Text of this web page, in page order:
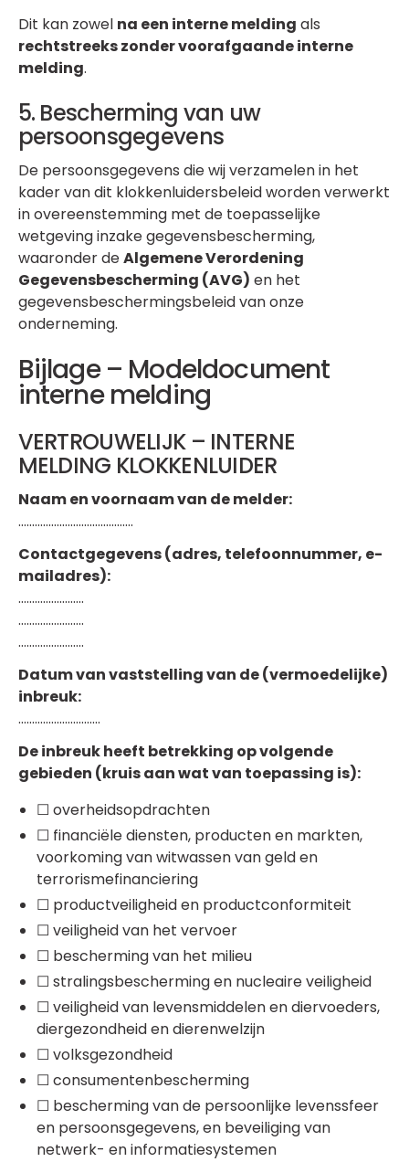
Dit kan zowel na een interne melding als
rechtstreeks zonder voorafgaande interne
melding.
5. Bescherming van uw
persoonsgegevens
De persoonsgegevens die wij verzamelen in het
kader van dit klokkenluidersbeleid worden verwerkt
in overeenstemming met de toepasselijke
wetgeving inzake gegevensbescherming,
waaronder deAlgemene Verordening
Gegevensbescherming (AVG) en het
gegevensbeschermingsbeleid van onze
onderneming.
Bijlage – Modeldocument
interne melding
VERTROUWELIJK – INTERNE
MELDING KLOKKENLUIDER
Naam en voornaam van de melder:
……………………………………
Contactgegevens (adres, telefoonnummer, e-
mailadres):
……………………
……………………
……………………
Datum van vaststelling van de (vermoedelijke)
inbreuk:
…………………………
De inbreuk heeft betrekking op volgende
gebieden (kruis aan wat van toepassing is):
☐ overheidsopdrachten
☐ financiële diensten, producten en markten,
voorkoming van witwassen van geld en
terrorismefinanciering
☐ productveiligheid en productconformiteit
☐ veiligheid van het vervoer
☐ bescherming van het milieu
☐ stralingsbescherming en nucleaire veiligheid
☐ veiligheid van levensmiddelen en diervoeders,
diergezondheid en dierenwelzijn
☐ volksgezondheid
☐ consumentenbescherming
☐ bescherming van de persoonlijke levenssfeer
en persoonsgegevens, en beveiliging van
netwerk- en informatiesystemen